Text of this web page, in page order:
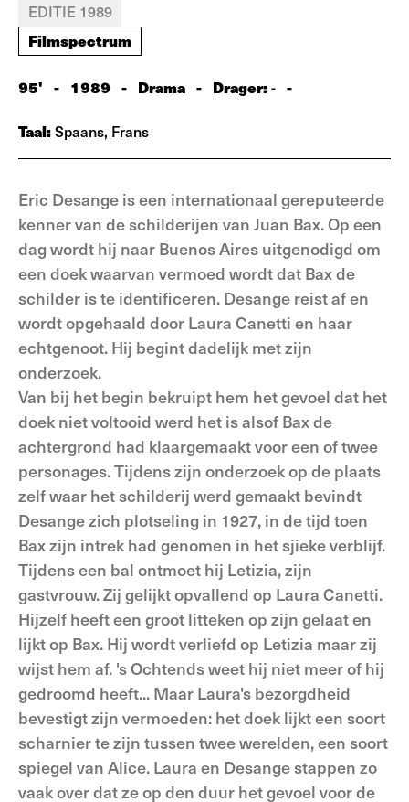
EDITIE 1989
Filmspectrum
95' - 1989 - Drama - Drager:- -
Taal:Spaans, Frans
Eric Desange is een internationaal gereputeerde
kenner van de schilderijen van Juan Bax. Op een
dag wordt hij naar Buenos Aires uitgenodigd om
een doek waarvan vermoed wordt dat Bax de
schilder is te identificeren. Desange reist af en
wordt opgehaald door Laura Canetti en haar
echtgenoot. Hij begint dadelijk met zijn
onderzoek.
Van bij het begin bekruipt hem het gevoel dat het
doek niet voltooid werd het is alsof Bax de
achtergrond had klaargemaakt voor een of twee
personages. Tijdens zijn onderzoek op de plaats
zelf waar het schilderij werd gemaakt bevindt
Desange zich plotseling in 1927, in de tijd toen
Bax zijn intrek had genomen in het sjieke verblijf.
Tijdens een bal ontmoet hij Letizia, zijn
gastvrouw. Zij gelijkt opvallend op Laura Canetti.
Hijzelf heeft een groot litteken op zijn gelaat en
lijkt op Bax. Hij wordt verliefd op Letizia maar zij
wijst hem af. 's Ochtends weet hij niet meer of hij
gedroomd heeft... Maar Laura's bezorgdheid
bevestigt zijn vermoeden: het doek lijkt een soort
scharnier te zijn tussen twee werelden, een soort
spiegel van Alice. Laura en Desange stappen zo
vaak over dat ze op den duur het gevoel voor de